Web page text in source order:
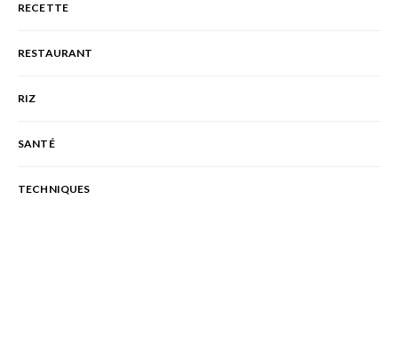
RECETTE
RESTAURANT
RIZ
SANTÉ
TECHNIQUES